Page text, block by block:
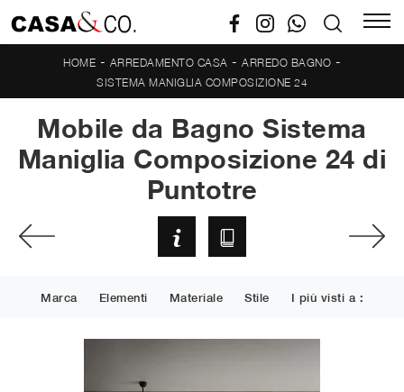
HOME - ARREDAMENTO CASA - ARREDO BAGNO -
SISTEMA MANIGLIA COMPOSIZIONE 24
Mobile da Bagno Sistema
Maniglia Composizione 24 di
Puntotre
Marca Elementi Materiale Stile I più visti a :